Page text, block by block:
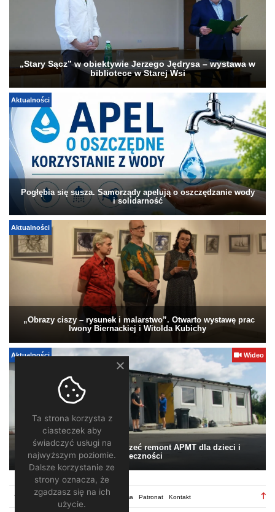
„Stary Sącz” w obiektywie Jerzego Jędrysa – wystawa w
bibliotece w Starej Wsi
Aktualności
Pogłębia się susza. Samorządy apelują o oszczędzanie wody
i solidarność
Aktualności
„Obrazy ciszy – rysunek i malarstwo”. Otwarto wystawę prac
Iwony Biernackiej i Witolda Kubichy
Aktualności Wideo
Pomagamy. Warto wesprzeć remont APMT dla dzieci i
społeczności
Regulamin Redakcja Reklama Patronat Kontakt
Ta strona korzysta z
ciasteczek aby
świadczyć usługi na
najwyższym poziomie.
Dalsze korzystanie ze
strony oznacza, że
zgadzasz się na ich
użycie.